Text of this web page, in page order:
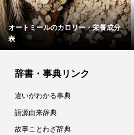
ツのカロリー・栄... オレンジジ
辞書・事典リンク
違いがわかる事典
語源由来辞典
故事ことわざ辞典